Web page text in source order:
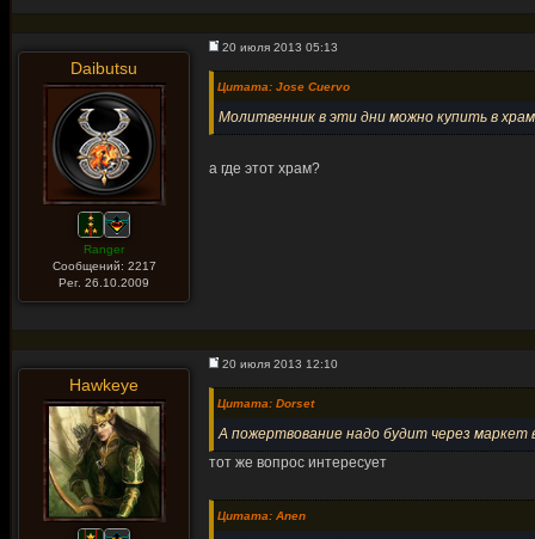
Daibutsu
Ranger
Сообщений: 2217
Рег. 26.10.2009
20 июля 2013 05:13
Цитата: Jose Cuervo
Молитвенник в эти дни можно купить в
а где этот храм?
Hawkeye
20 июля 2013 12:10
Цитата: Dorset
А пожертвование надо будит через
тот же вопрос интересует
Цитата: Anen